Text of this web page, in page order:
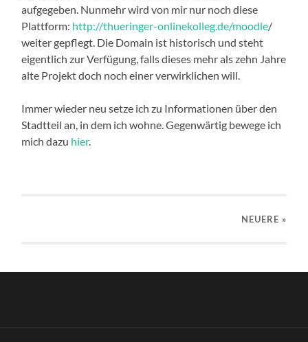
aufgegeben. Nunmehr wird von mir nur noch diese
Plattform: http://thueringer-onlinekolleg.de/moodle/
weiter gepflegt. Die Domain ist historisch und steht
eigentlich zur Verfügung, falls dieses mehr als zehn Jahre
alte Projekt doch noch einer verwirklichen will.
Immer wieder neu setze ich zu Informationen über den
Stadtteil an, in dem ich wohne. Gegenwärtig bewege ich
mich dazu hier.
NEUERE »